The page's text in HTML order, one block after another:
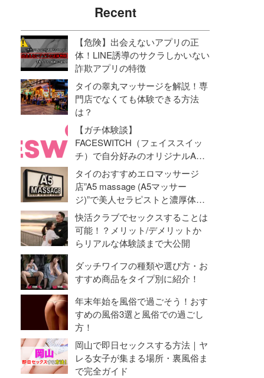
Recent
【危険】出会えないアプリの正
体！LINE誘導のサクラしかいない
詐欺アプリの特徴
タイの睾丸マッサージを解説！専
門店でなくても体験できる方法
は？
【ガチ体験談】
FACESWITCH（フェイススイッ
チ）で自分好みのオリジナルAV
動画を作成！オナニーライフに革
命勃発！
タイのおすすめエロマッサージ
店”A5 massage (A5マッサー
ジ)”で美人セラピストと濃厚体験
【抜き・本番】
快活クラブでセックスすることは
可能！？メリット/デメリットか
らリアルな体験談まで大公開
ダッチワイフの種類や選び方・お
すすめ商品をタイプ別に紹介！
年末年始を風俗で過ごそう！おす
すめの風俗3選と風俗での過ごし
方！
岡山で即日セックスする方法｜ヤ
レる女子が集まる場所・裏風俗ま
で完全ガイド